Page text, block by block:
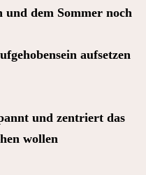
dem Sommer noch
aufsetzen
und zentriert das
wollen